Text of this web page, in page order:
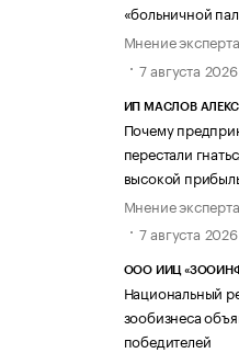
«больничной
Мнение эксперта
7 августа 2026
ИП МАСЛОВ
Почему
перестали
высокой
Мнение эксперта
7 августа 2026
ООО ИИЦ
Национальный
зообизнеса
победителей